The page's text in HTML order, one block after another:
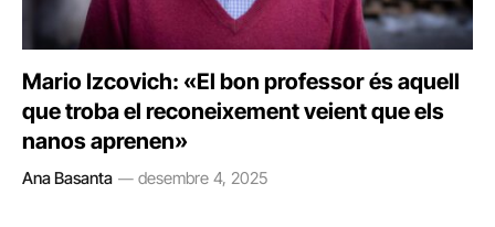
Mario Izcovich: «El bon professor és aquell
que troba el reconeixement veient que els
nanos aprenen»
Ana Basanta desembre 4, 2025